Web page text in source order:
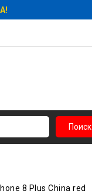
Поиск
8 Plus China red